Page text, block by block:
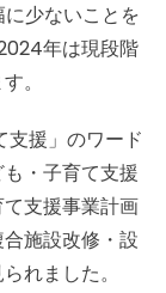
少ないことを
年は現段階
。
支援」のワード
・子育て支援
支援事業計画
施設改修・設
れました。